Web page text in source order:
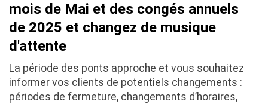
mois de Mai et des congés annuels
de 2025 et changez de musique
d'attente
La période des ponts approche et vous souhaitez
informer vos clients de potentiels changements :
périodes de fermeture, changements d’horaires,